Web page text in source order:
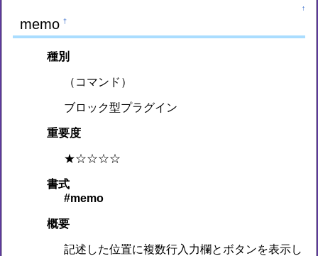
↑
memo †
種別
（コマンド）
ブロック型プラグイン
重要度
★☆☆☆☆
書式
#memo
概要
記述した位置に複数行入力欄とボタンを表示し